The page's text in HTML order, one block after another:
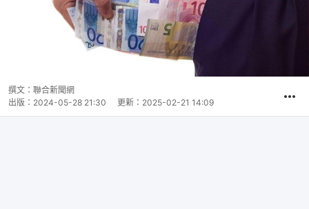
撰文： 聯合新聞網
出版： 2024-05-28 21:30 更新： 2025-02-21 14:09